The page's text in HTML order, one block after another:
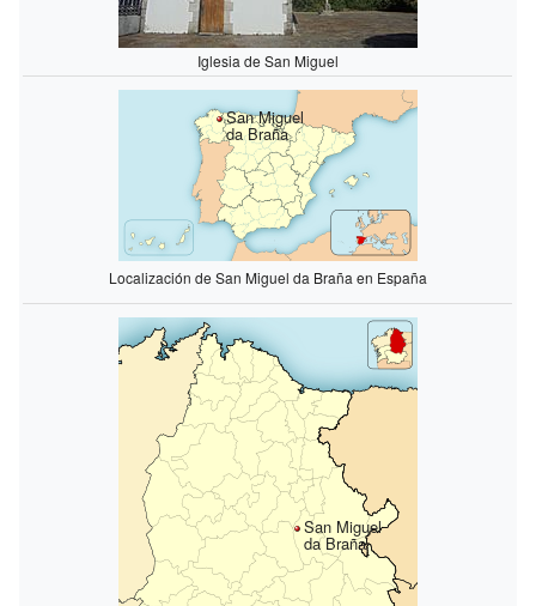
Iglesia de San Miguel
San Miguel
da Braña
Localización de San Miguel da Braña en España
San Miguel
da Braña